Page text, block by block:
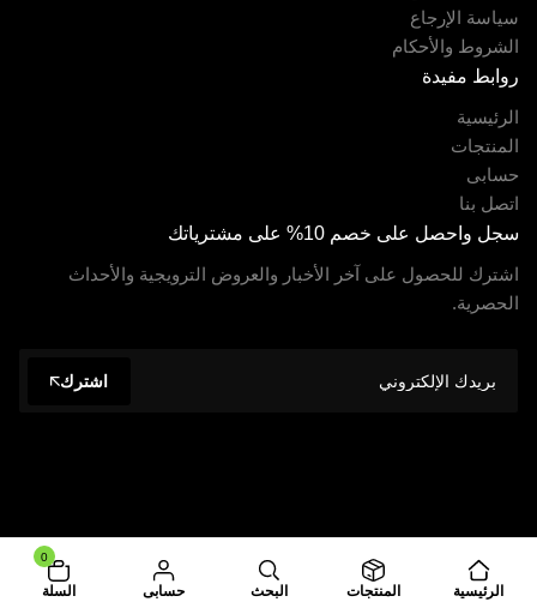
سياسة الإرجاع
الشروط والأحكام
روابط مفيدة
الرئيسية
المنتجات
حسابى
اتصل بنا
سجل واحصل على خصم 10% على مشترياتك
اشترك للحصول على آخر الأخبار والعروض الترويجية والأحداث
الحصرية.
اشترك
الرئيسية المنتجات البحث حسابى
0
السلة